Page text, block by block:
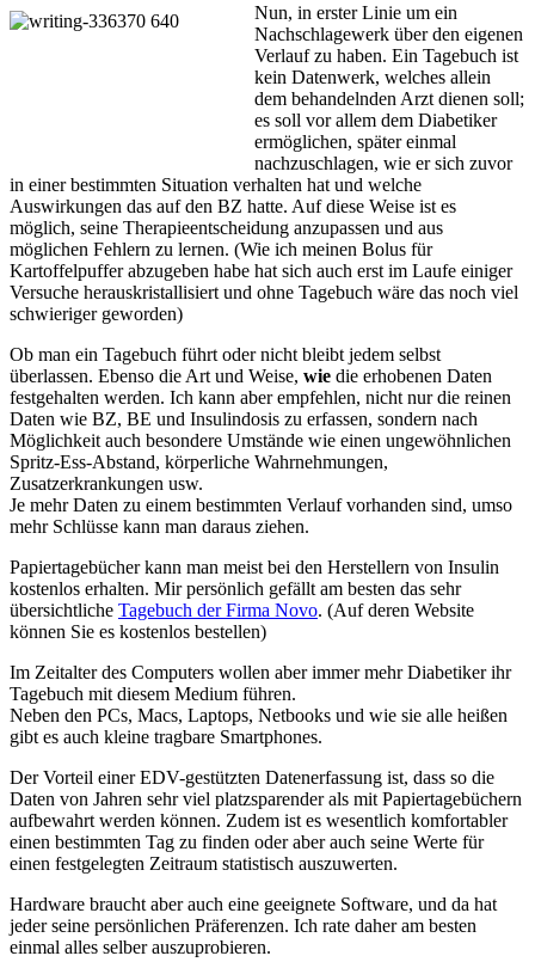
Nun, in erster Linie um ein
Nachschlagewerk über den eigenen
Verlauf zu haben. Ein Tagebuch ist
kein Datenwerk, welches allein
dem behandelnden Arzt dienen soll;
es soll vor allem dem Diabetiker
ermöglichen, später einmal
nachzuschlagen, wie er sich zuvor
in einer bestimmten Situation verhalten hat und welche
Auswirkungen das auf den BZ hatte. Auf diese Weise ist es
möglich, seine Therapieentscheidung anzupassen und aus
möglichen Fehlern zu lernen. (Wie ich meinen Bolus für
Kartoffelpuffer abzugeben habe hat sich auch erst im Laufe einiger
Versuche herauskristallisiert und ohne Tagebuch wäre das noch viel
schwieriger geworden)
Ob man ein Tagebuch führt oder nicht bleibt jedem selbst
überlassen. Ebenso die Art und Weise, wie die erhobenen Daten
festgehalten werden. Ich kann aber empfehlen, nicht nur die reinen
Daten wie BZ, BE und Insulindosis zu erfassen, sondern nach
Möglichkeit auch besondere Umstände wie einen ungewöhnlichen
Spritz-Ess-Abstand, körperliche Wahrnehmungen,
Zusatzerkrankungen usw.
Je mehr Daten zu einem bestimmten Verlauf vorhanden sind, umso
mehr Schlüsse kann man daraus ziehen.
Papiertagebücher kann man meist bei den Herstellern von Insulin
kostenlos erhalten. Mir persönlich gefällt am besten das sehr
übersichtliche Tagebuch der Firma Novo. (Auf deren Website
können Sie es kostenlos bestellen)
Im Zeitalter des Computers wollen aber immer mehr Diabetiker ihr
Tagebuch mit diesem Medium führen.
Neben den PCs, Macs, Laptops, Netbooks und wie sie alle heißen
gibt es auch kleine tragbare Smartphones.
Der Vorteil einer EDV-gestützten Datenerfassung ist, dass so die
Daten von Jahren sehr viel platzsparender als mit Papiertagebüchern
aufbewahrt werden können. Zudem ist es wesentlich komfortabler
einen bestimmten Tag zu finden oder aber auch seine Werte für
einen festgelegten Zeitraum statistisch auszuwerten.
Hardware braucht aber auch eine geeignete Software, und da hat
jeder seine persönlichen Präferenzen. Ich rate daher am besten
einmal alles selber auszuprobieren.